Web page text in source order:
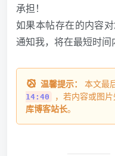
承担！
如果本帖存在的内容
通知我，将在最短时间
温馨提示： 本文最
14:40
，若内容或图
库博客站长。